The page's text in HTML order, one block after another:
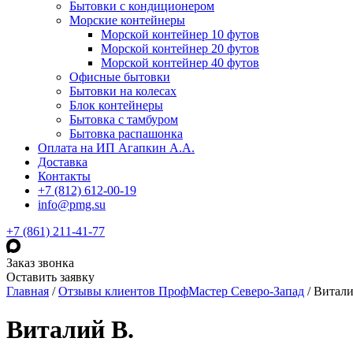
Бытовки с кондиционером
Морские контейнеры
Морской контейнер 10 футов
Морской контейнер 20 футов
Морской контейнер 40 футов
Офисные бытовки
Бытовки на колесах
Блок контейнеры
Бытовка с тамбуром
Бытовка распашонка
Оплата на ИП Агапкин А.А.
Доставка
Контакты
+7 (812) 612-00-19
info@pmg.su
+7 (861) 211-41-77
Заказ звонка
Оставить заявку
Главная /Отзывы клиентов ПрофМастер Северо-Запад /
Виталий В.